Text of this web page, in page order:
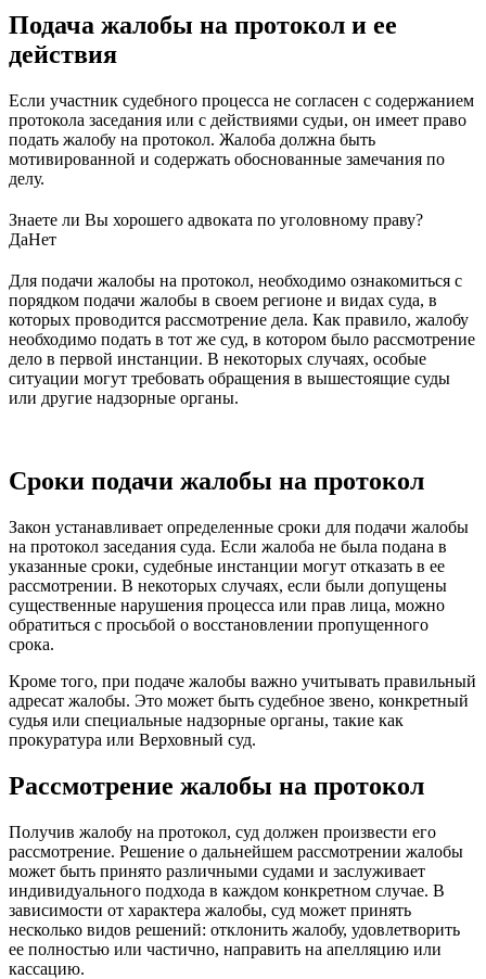
Подача жалобы на протокол и ее
действия
Если участник судебного процесса не согласен с содержанием
протокола заседания или с действиями судьи, он имеет право
подать жалобу на протокол. Жалоба должна быть
мотивированной и содержать обоснованные замечания по
делу.
Знаете ли Вы хорошего адвоката по уголовному праву?
ДаНет
Для подачи жалобы на протокол, необходимо ознакомиться с
порядком подачи жалобы в своем регионе и видах суда, в
которых проводится рассмотрение дела. Как правило, жалобу
необходимо подать в тот же суд, в котором было рассмотрение
дело в первой инстанции. В некоторых случаях, особые
ситуации могут требовать обращения в вышестоящие суды
или другие надзорные органы.
Сроки подачи жалобы на протокол
Закон устанавливает определенные сроки для подачи жалобы
на протокол заседания суда. Если жалоба не была подана в
указанные сроки, судебные инстанции могут отказать в ее
рассмотрении. В некоторых случаях, если были допущены
существенные нарушения процесса или прав лица, можно
обратиться с просьбой о восстановлении пропущенного
срока.
Кроме того, при подаче жалобы важно учитывать правильный
адресат жалобы. Это может быть судебное звено, конкретный
судья или специальные надзорные органы, такие как
прокуратура или Верховный суд.
Рассмотрение жалобы на протокол
Получив жалобу на протокол, суд должен произвести его
рассмотрение. Решение о дальнейшем рассмотрении жалобы
может быть принято различными судами и заслуживает
индивидуального подхода в каждом конкретном случае. В
зависимости от характера жалобы, суд может принять
несколько видов решений: отклонить жалобу, удовлетворить
ее полностью или частично, направить на апелляцию или
кассацию.